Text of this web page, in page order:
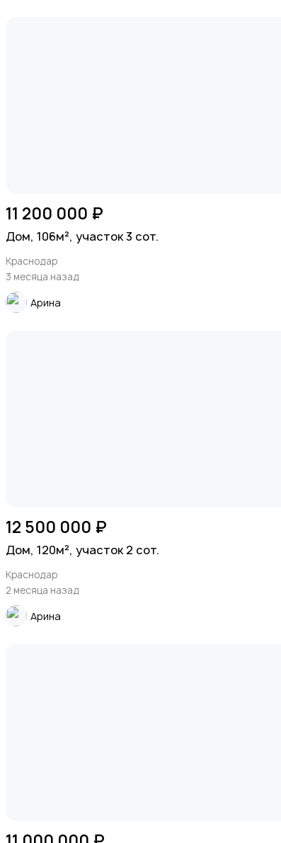
11 200 000 ₽
Дом, 106м², участок 3 сот.
Краснодар
3 месяца назад
Арина
12 500 000 ₽
Дом, 120м², участок 2 сот.
Краснодар
2 месяца назад
Арина